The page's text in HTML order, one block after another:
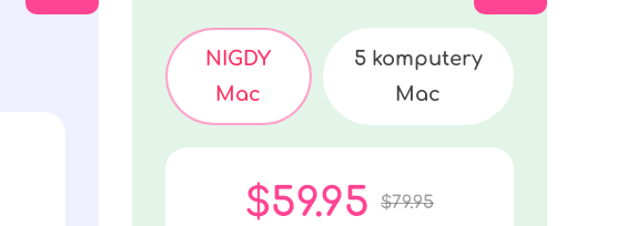
NIGDY
Mac
5 komputery
Mac
$59.95 $79.95